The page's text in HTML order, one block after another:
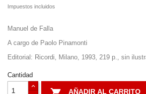
Impuestos incluidos
Manuel de Falla
A cargo de Paolo Pinamonti
Editorial: Ricordi, Milano, 1993, 219 p., sin
Cantidad
AÑADIR AL CARRITO